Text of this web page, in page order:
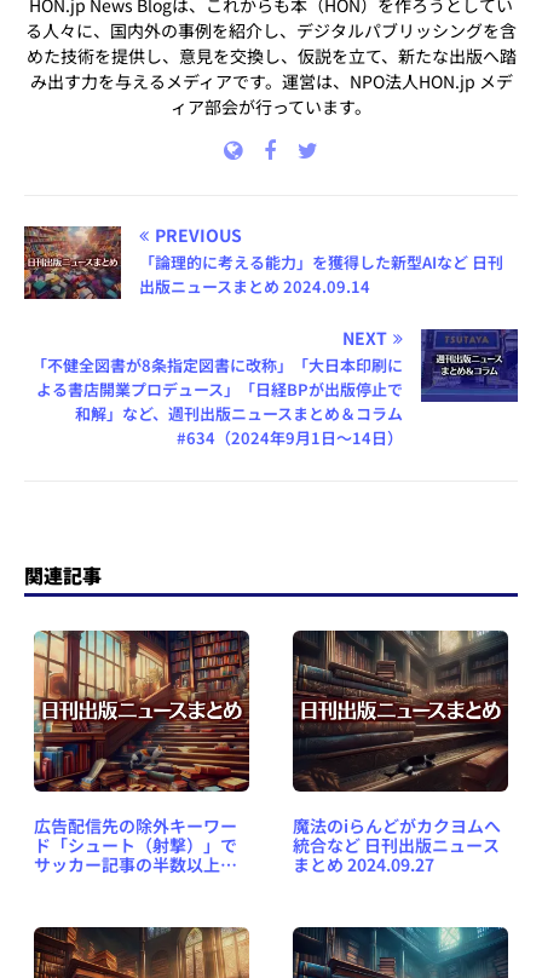
る人々に、国内外の事例を紹介し、デジタルパブリッシングを含
めた技術を提供し、意見を交換し、仮説を立て、新たな出版へ踏
み出す力を与えるメディアです。運営は、NPO法人HON.jp メデ
ィア部会が行っています。
PREVIOUS
「論理的に考える能力」を獲得した新型AIなど 日刊
出版ニュースまとめ 2024.09.14
NEXT
「不健全図書が8条指定図書に改称」「大日本印刷に
よる書店開業プロデュース」「日経BPが出版停止で
和解」など、週刊出版ニュースまとめ＆コラム
#634（2024年9月1日～14日）
関連記事
広告配信先の除外キーワー
ド「シュート（射撃）」で
サッカー記事の半数以上が
2024.10.01
魔法のiらんどがカクヨムへ
統合など 日刊出版ニュース
まとめ 2024.09.27